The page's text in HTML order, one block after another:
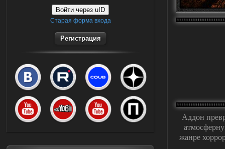
Аддон
жанре
Войти через uID
Старая форма входа
Регистрация